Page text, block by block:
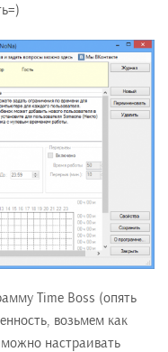
Time Boss (опять
возьмем как
настраивать